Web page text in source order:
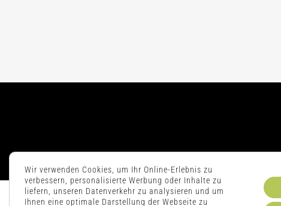
Wir verwenden Cookies, um Ihr Online-Erlebnis zu
verbessern, personalisierte Werbung oder Inhalte zu
liefern, unseren Datenverkehr zu analysieren und um
Ihnen eine optimale Darstellung der Webseite zu